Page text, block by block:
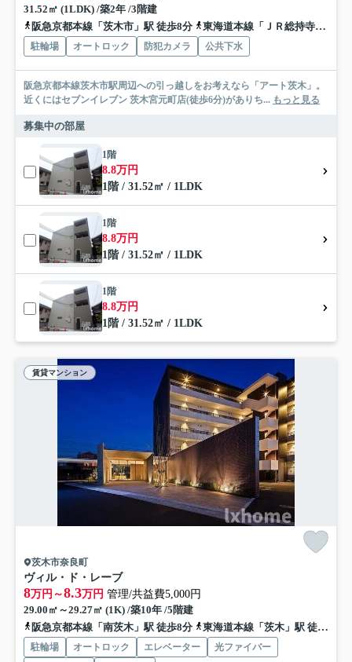
31.52㎡ (1LDK) /築2年 /3階建
阪急京都本線「茨木市」駅 徒歩8分
東海道本線「ＪＲ総持寺」駅 徒歩15分
駐輪場 オートロック 防犯カメラ 公共下水
阪急京都本線茨木市駅周辺への引っ越しをお考えなら「アート茨木」。
近くにはセブンイレブン 茨木宮元町店(徒歩6分)がありち... もっと見る
募集中の部屋
1階
8.8万円
1階 / 31.52㎡ / 1LDK
1階
8.8万円
1階 / 31.52㎡ / 1LDK
1階
8.8万円
1階 / 31.52㎡ / 1LDK
賃貸マンション
茨木市奈良町
ヴィル・ド・レーブ
8万円～8.3万円 管理/共益費5,000円
29.00㎡～29.27㎡ (1K) /築10年 /5階建
阪急京都本線「南茨木」駅 徒歩8分
東海道本線「茨木」駅 徒歩17分
駐輪場 オートロック エレベーター 光ファイバー